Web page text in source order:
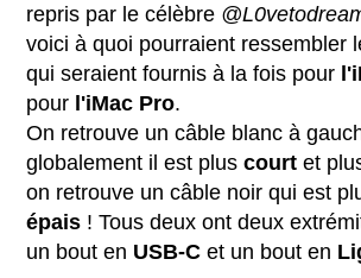
repris par le célèbre
voici à quoi pourraient ressembler
qui seraient fournis à la fois pour
pour l'iMac Pro.
On retrouve un câble blanc à
globalement il est pluscourt et
on retrouve un câble noir qui est
épais ! Tous deux ont deux
un bout en USB-C et un bout en